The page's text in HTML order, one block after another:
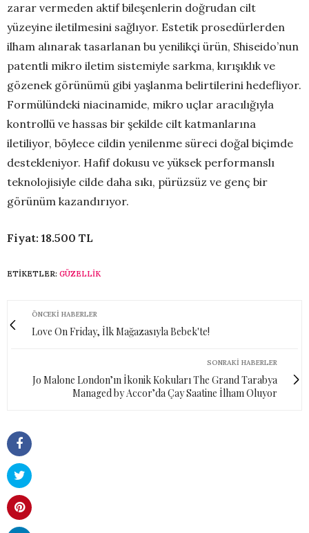
zarar vermeden aktif bileşenlerin doğrudan cilt
yüzeyine iletilmesini sağlıyor. Estetik prosedürlerden
ilham alınarak tasarlanan bu yenilikçi ürün, Shiseido’nun
patentli mikro iletim sistemiyle sarkma, kırışıklık ve
gözenek görünümü gibi yaşlanma belirtilerini hedefliyor.
Formülündeki niacinamide, mikro uçlar aracılığıyla
kontrollü ve hassas bir şekilde cilt katmanlarına
iletiliyor, böylece cildin yenilenme süreci doğal biçimde
destekleniyor. Hafif dokusu ve yüksek performanslı
teknolojisiyle cilde daha sıkı, pürüzsüz ve genç bir
görünüm kazandırıyor.
Fiyat: 18.500 TL
ETIKETLER: GÜZELLIK
ÖNCEKI HABERLER
Love On Friday, İlk Mağazasıyla Bebek'te!
SONRAKI HABERLER
Jo Malone London’ın İkonik Kokuları The Grand Tarabya
Managed by Accor’da Çay Saatine İlham Oluyor